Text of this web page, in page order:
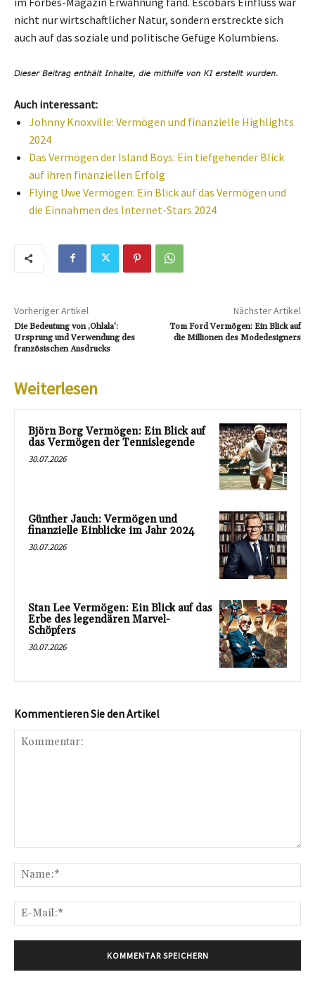
nicht nur wirtschaftlicher Natur, sondern erstreckte sich
auch auf das soziale und politische Gefüge Kolumbiens.
Auch interessant:
Johnny Knoxville: Vermögen und finanzielle Highlights
2024
Das Vermögen der Island Boys: Ein tiefgehender Blick
auf ihren finanziellen Erfolg
Flying Uwe Vermögen: Ein Blick auf das Vermögen und
die Einnahmen des Internet-Stars 2024
Vorheriger Artikel
Die Bedeutung von ‚Ohlala‘:
Ursprung und Verwendung des
französischen Ausdrucks
Nächster Artikel
Tom Ford Vermögen: Ein Blick auf
die Millionen des Modedesigners
Weiterlesen
Björn Borg Vermögen: Ein Blick auf
das Vermögen der Tennislegende
30.07.2026
Günther Jauch: Vermögen und
finanzielle Einblicke im Jahr 2024
30.07.2026
Stan Lee Vermögen: Ein Blick auf das
Erbe des legendären Marvel-
Schöpfers
30.07.2026
Kommentieren Sie den Artikel